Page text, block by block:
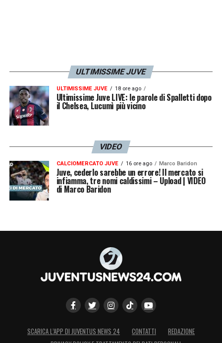
ULTIMISSIME JUVE
ULTIMISSIME JUVE 18 ore ago
Ultimissime Juve LIVE: le parole di Spalletti dopo
il Chelsea, Lucumì più vicino
VIDEO
CALCIOMERCATO JUVE 16 ore ago Marco Baridon
Juve, cederlo sarebbe un errore! Il mercato si
infiamma, tre nomi caldissimi – Upload | VIDEO
di Marco Baridon
SCARICA L’APP DI JUVENTUS NEWS 24 CONTATTI
REDAZIONE